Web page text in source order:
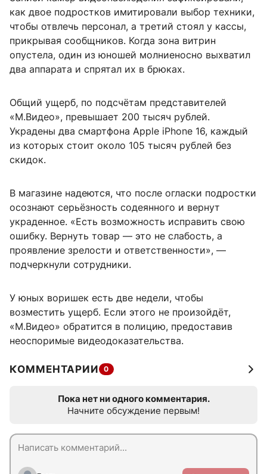
как двое подростков имитировали выбор техники,
чтобы отвлечь персонал, а третий стоял у кассы,
прикрывая сообщников. Когда зона витрин
опустела, один из юношей молниеносно выхватил
два аппарата и спрятал их в брюках.
Общий ущерб, по подсчётам представителей
«М.Видео», превышает 200 тысяч рублей.
Украдены два смартфона Apple iPhone 16, каждый
из которых стоит около 105 тысяч рублей без
скидок.
В магазине надеются, что после огласки подростки
осознают серьёзность содеянного и вернут
украденное. «Есть возможность исправить свою
ошибку. Вернуть товар — это не слабость, а
проявление зрелости и ответственности», —
подчеркнули сотрудники.
У юных воришек есть две недели, чтобы
возместить ущерб. Если этого не произойдёт,
«М.Видео» обратится в полицию, предоставив
неоспоримые видеодоказательства.
КОММЕНТАРИИ 0
Пока нет ни одного комментария.
Начните обсуждение первым!